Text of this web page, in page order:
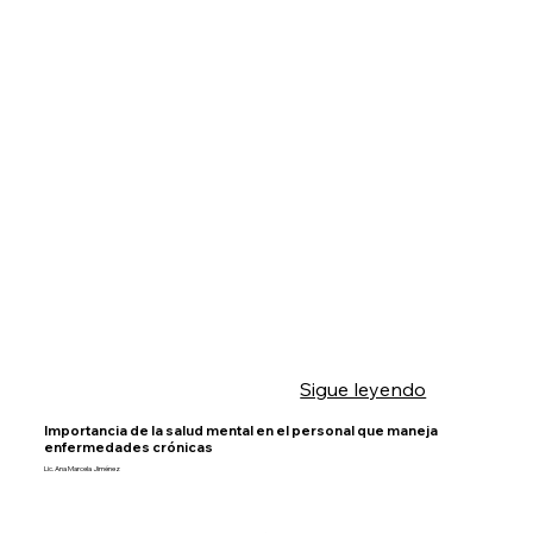
Sigue leyendo
Importancia de la salud mental en el personal que maneja
enfermedades crónicas
Lic. Ana Marcela Jiménez